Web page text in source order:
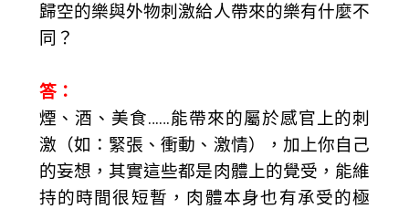
歸空的樂與外物刺激給人帶來的樂有什麼不
同？
答：
煙、酒、美食……能帶來的屬於感官上的刺
激（如：緊張、衝動、激情），加上你自己
的妄想，其實這些都是肉體上的覺受，能維
持的時間很短暫，肉體本身也有承受的極